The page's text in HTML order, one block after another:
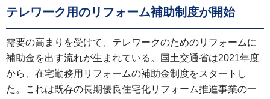
テレワーク用のリフォーム補助制度が開始
需要の高まりを受けて、テレワークのためのリフォームに
補助金を出す流れが生まれている。国土交通省は2021年度
から、在宅勤務用リフォームの補助金制度をスタートし
た。これは既存の長期優良住宅化リフォーム推進事業の一